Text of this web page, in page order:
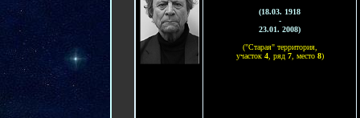
(18.03. 1918
-
23.01. 2008)
("Старая" территория,
участок 4, ряд 7, место 8)